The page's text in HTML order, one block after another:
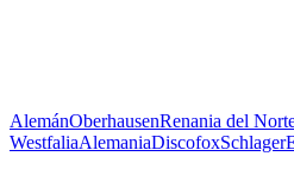
AlemánOberhausenRenania del
WestfaliaAlemaniaDiscofoxSchlager